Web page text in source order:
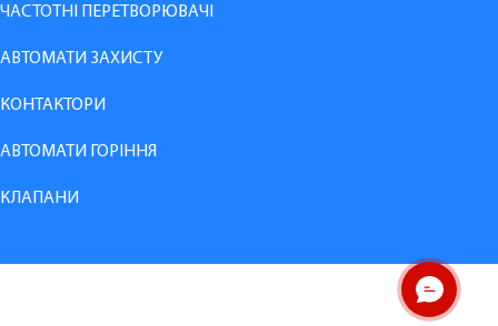
ЧАСТОТНІ ПЕРЕТВОРЮВАЧІ
АВТОМАТИ ЗАХИСТУ
КОНТАКТОРИ
АВТОМАТИ ГОРІННЯ
КЛАПАНИ
ОНЛАЙН ЧАТ